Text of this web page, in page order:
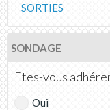
SORTIES
SONDAGE
Etes-vous
Oui